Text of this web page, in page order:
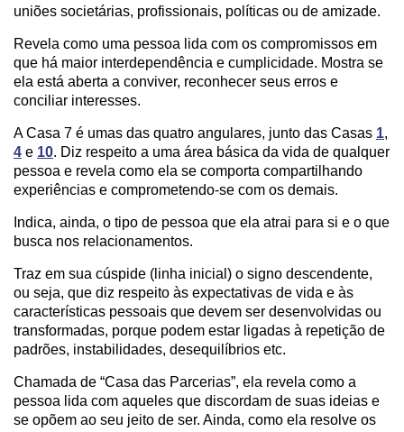
uniões societárias, profissionais, políticas ou de amizade.
Revela como uma pessoa lida com os compromissos em
que há maior interdependência e cumplicidade. Mostra se
ela está aberta a conviver, reconhecer seus erros e
conciliar interesses.
A Casa 7 é umas das quatro angulares, junto das Casas 1,
4 e 10. Diz respeito a uma área básica da vida de qualquer
pessoa e revela como ela se comporta compartilhando
experiências e comprometendo-se com os demais.
Indica, ainda, o tipo de pessoa que ela atrai para si e o que
busca nos relacionamentos.
Traz em sua cúspide (linha inicial) o signo descendente,
ou seja, que diz respeito às expectativas de vida e às
características pessoais que devem ser desenvolvidas ou
transformadas, porque podem estar ligadas à repetição de
padrões, instabilidades, desequilíbrios etc.
Chamada de “Casa das Parcerias”, ela revela como a
pessoa lida com aqueles que discordam de suas ideias e
se opõem ao seu jeito de ser. Ainda, como ela resolve os